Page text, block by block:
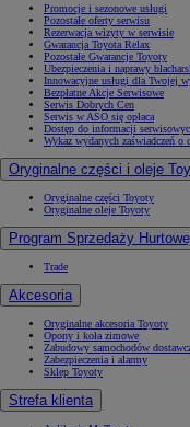
Promocje i sezonowe usługi
Pozostałe oferty serwisu
Rezerwacja wizyty w serwisie
Gwarancja Toyota Relax
Pozostałe Gwarancje Toyoty
Ubezpieczenia i naprawy
Innowacyjne usługi dla Twojej
Bezpłatne Akcje Serwisowe
Serwis Dobrych Cen
Serwis w ASO się opłaca
Dostęp do informacji
Wykaz wydanych zaświadczeń
Oryginalne części i oleje
Oryginalne części Toyoty
Oryginalne oleje Toyoty
Program Sprzedaży
Trade
Akcesoria
Oryginalne akcesoria Toyoty
Opony i koła zimowe
Zabudowy samochodów
Zabezpieczenia i alarmy
Sklep Toyoty
Strefa klienta